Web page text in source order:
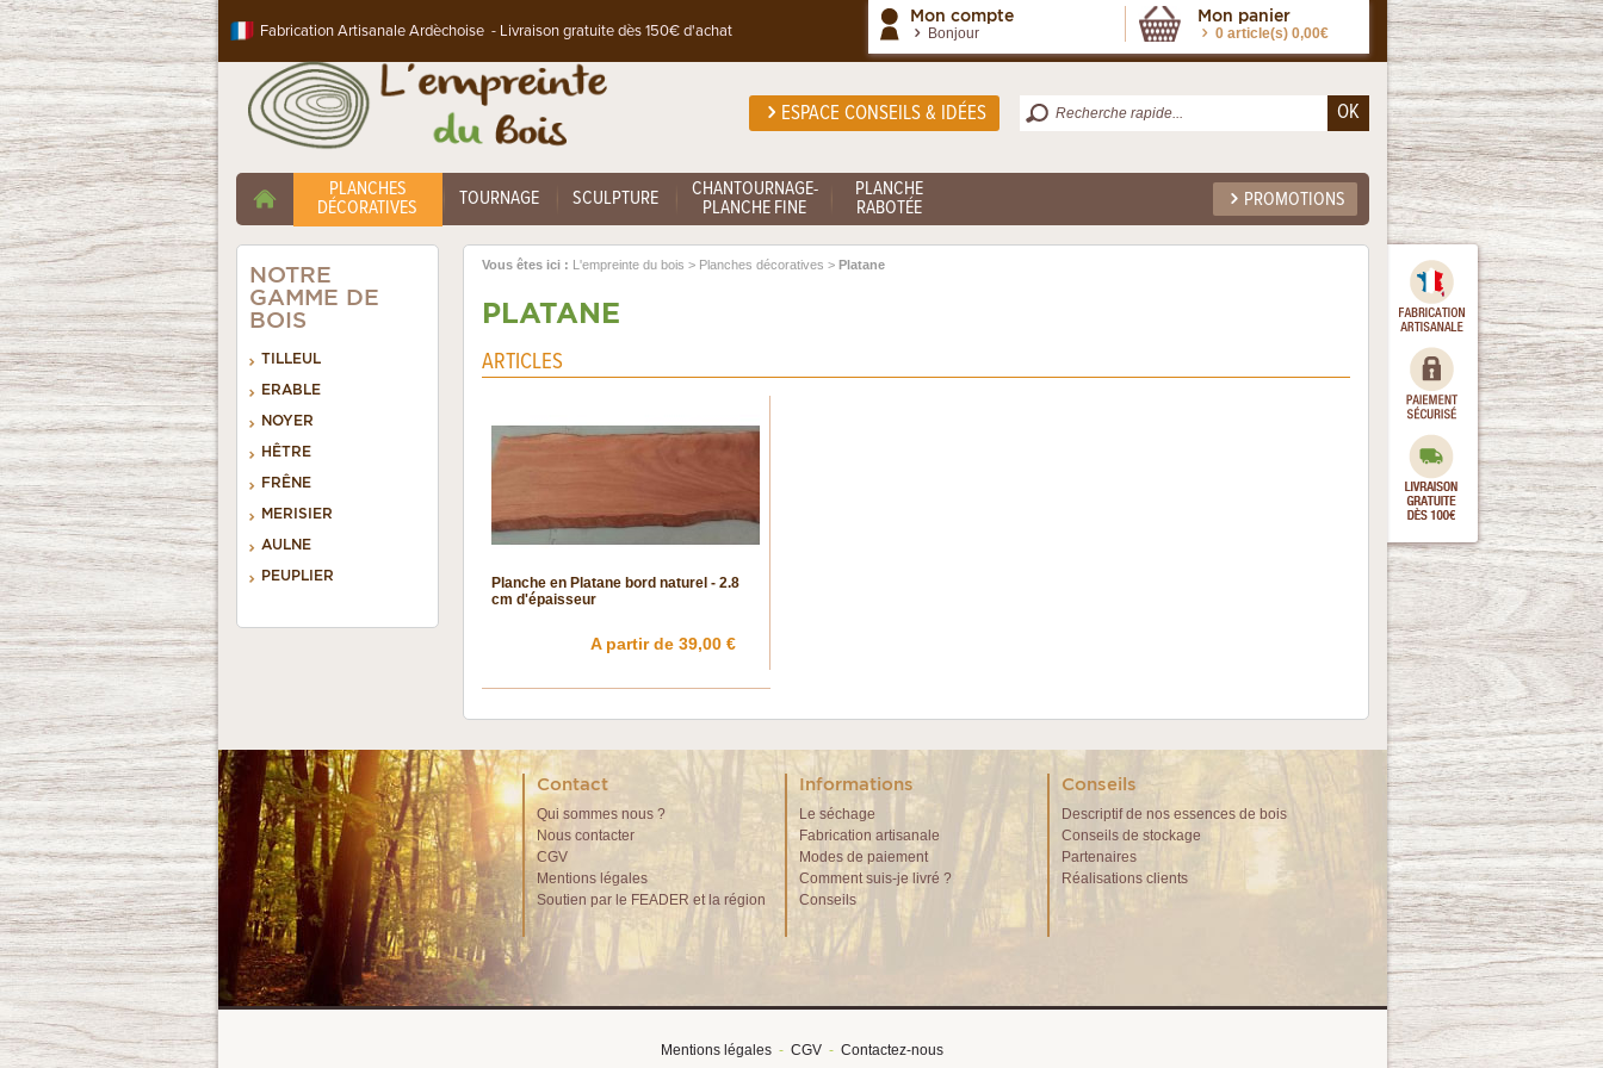
Fabrication Artisanale Ardèchoise - Livraison gratuite dès 150€ d'achat
Mon compte
Bonjour
Mon panier
0 article(s) 0,00€
ESPACE CONSEILS & IDÉES
PLANCHES
DÉCORATIVES TOURNAGE SCULPTURE CHANTOURNAGE-
PLANCHE FINE
PLANCHE
RABOTÉE PROMOTIONS
NOTRE
GAMME DE
BOIS
TILLEUL
ERABLE
NOYER
HÊTRE
FRÊNE
MERISIER
AULNE
PEUPLIER
Vous êtes ici : L'empreinte du bois > Planches décoratives > Platane
PLATANE
ARTICLES
Planche en Platane bord naturel - 2.8
cm d'épaisseur
A partir de 39,00 €
Contact
Qui sommes nous ?
Nous contacter
CGV
Mentions légales
Soutien par le FEADER et la région
Informations
Le séchage
Fabrication artisanale
Modes de paiement
Comment suis-je livré ?
Conseils
Conseils
Descriptif de nos essences de bois
Conseils de stockage
Partenaires
Réalisations clients
Mentions légales
  -
CGV
  -
Contactez-nous